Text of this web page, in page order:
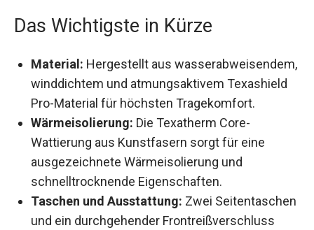
Das Wichtigste in Kürze
Material: Hergestellt aus
wasserabweisendem, winddichtem und
atmungsaktivem Texashield Pro-Material für
höchsten Tragekomfort.
Wärmeisolierung:Die Texatherm Core-
Wattierung aus Kunstfasern sorgt für eine
ausgezeichnete Wärmeisolierung und
schnelltrocknende Eigenschaften.
Taschen und Ausstattung:Zwei